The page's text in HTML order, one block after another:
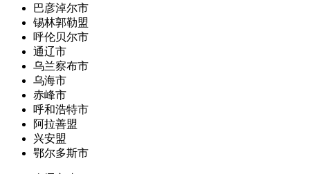
巴彦淖尔市
锡林郭勒盟
呼伦贝尔市
通辽市
乌兰察布市
乌海市
赤峰市
呼和浩特市
阿拉善盟
兴安盟
鄂尔多斯市